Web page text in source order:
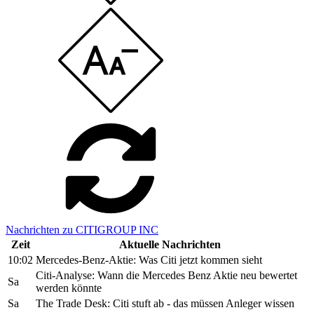
Nachrichten zu CITIGROUP INC
Zeit
Aktuelle Nachrichten
10:02 Mercedes-Benz-Aktie: Was Citi jetzt kommen sieht
Sa
Citi-Analyse: Wann die Mercedes Benz Aktie neu bewertet
werden könnte
Sa
The Trade Desk: Citi stuft ab - das müssen Anleger wissen